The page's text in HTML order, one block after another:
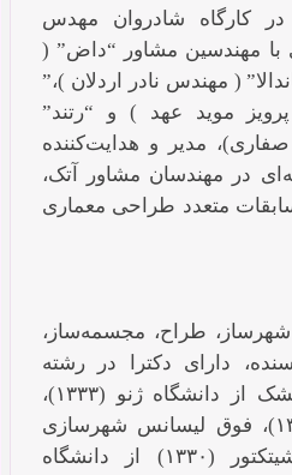
کارگاه شادروان مهدس
مهندسین مشاور “داض” (
( مهندس نادر اردلان )،”
پرویز موید عهد ) و “رتند”
مدیر و هدایت‌کننده
در مهندسان مشاور آتک،
متعدد طراحی معماری
طراح، مجسمه‌ساز،
دارای دکترا در رشته
معماری نقاط گرم و خشک از دانشگاه ژنو (۱۳۳۳)،
لیسانس آرشیتکتور (۱۳۳۰)، فوق لیسانس شهرسازی
(۱۳۳۱) و لیسانس آرشیتکتور (۱۳۳۰) از دانشگاه